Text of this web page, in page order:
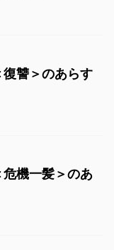
讐＞のあらす
機一髪＞のあ